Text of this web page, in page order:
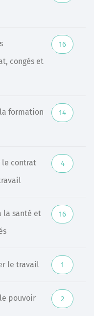
congés et
16
formation
14
le contrat
4
la santé et
16
le travail 1
pouvoir
2